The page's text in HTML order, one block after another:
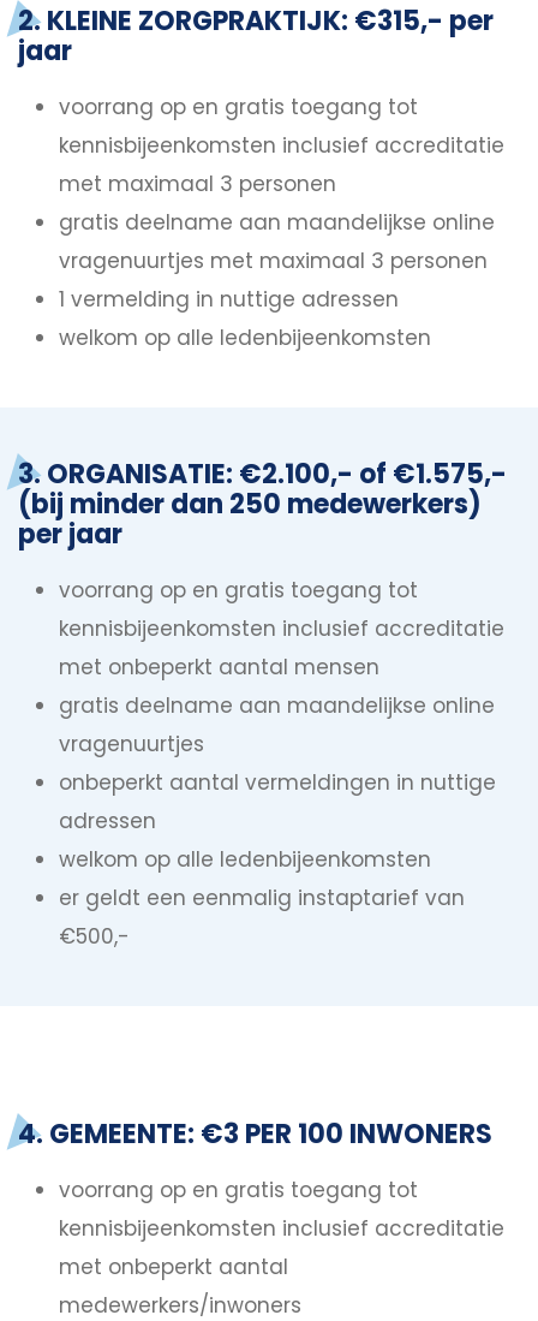
2. KLEINE ZORGPRAKTIJK: €315,- per
jaar
voorrang op en gratis toegang tot
kennisbijeenkomsten inclusief accreditatie
met maximaal 3 personen
gratis deelname aan maandelijkse online
vragenuurtjes met maximaal 3 personen
1 vermelding in nuttige adressen
welkom op alle ledenbijeenkomsten
3. ORGANISATIE: €2.100,- of €1.575,-
(bij minder dan 250 medewerkers)
per jaar
voorrang op en gratis toegang tot
kennisbijeenkomsten inclusief accreditatie
met onbeperkt aantal mensen
gratis deelname aan maandelijkse online
vragenuurtjes
onbeperkt aantal vermeldingen in nuttige
adressen
welkom op alle ledenbijeenkomsten
er geldt een eenmalig instaptarief van
€500,-
4. GEMEENTE: €3 PER 100 INWONERS
voorrang op en gratis toegang tot
kennisbijeenkomsten inclusief accreditatie
met onbeperkt aantal
medewerkers/inwoners